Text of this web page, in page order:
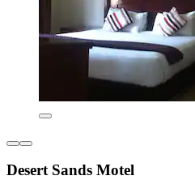
Desert Sands Motel